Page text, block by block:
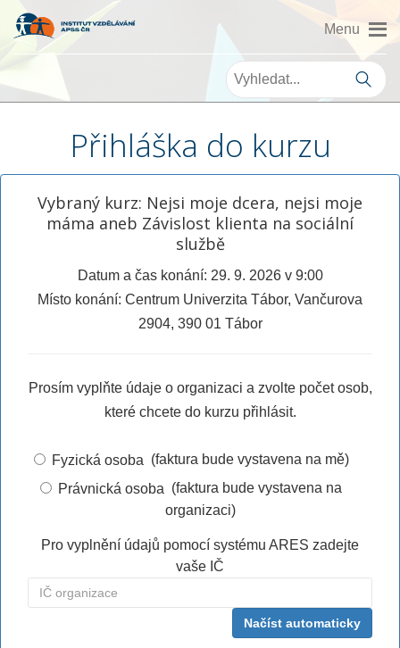
Přihláška do kurzu
Vybraný kurz: Nejsi moje dcera, nejsi moje
máma aneb Závislost klienta na sociální
službě
Datum a čas konání: 29. 9. 2026 v 9:00
Místo konání: Centrum Univerzita Tábor, Vančurova
2904, 390 01 Tábor
Prosím vyplňte údaje o organizaci a zvolte počet osob,
které chcete do kurzu přihlásit.
Fyzická osoba (faktura bude vystavena na mě)
Právnická osoba (faktura bude vystavena na
organizaci)
Pro vyplnění údajů pomocí systému ARES zadejte
vaše IČ
Načíst automaticky